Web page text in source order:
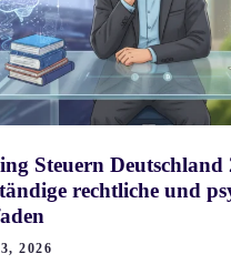
Steuern Deutschland
rechtliche und
2026